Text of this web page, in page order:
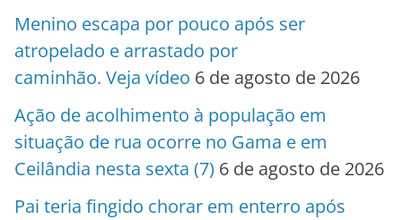
Menino escapa por pouco após ser
atropelado e arrastado por
caminhão. Veja vídeo 6 de agosto de 2026
Ação de acolhimento à população em
situação de rua ocorre no Gama e em
Ceilândia nesta sexta (7) 6 de agosto de 2026
Pai teria fingido chorar em enterro após